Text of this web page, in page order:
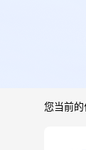
您当前的